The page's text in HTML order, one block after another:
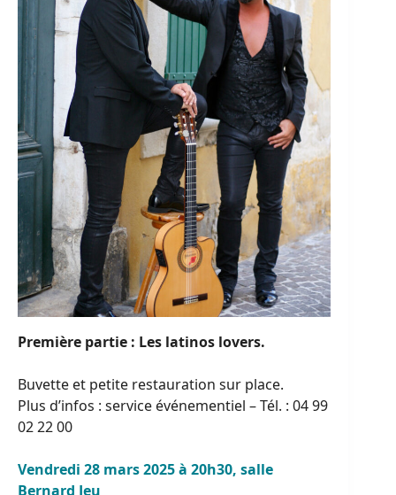
Première partie : Les latinos lovers.
Buvette et petite restauration sur place.
Plus d’infos : service événementiel – Tél. : 04 99
02 22 00
Vendredi 28 mars 2025 à 20h30, salle
Bernard Jeu